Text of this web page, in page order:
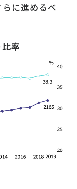
に進めるべ
率